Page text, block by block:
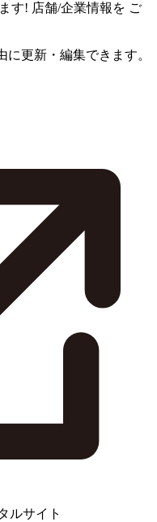
す! 店舗/企業情報を ご
更新・編集できます。
ルサイト